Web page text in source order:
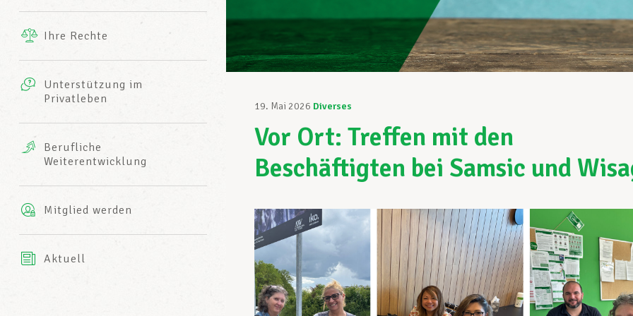
INFO-CENTER
des LCGBs
Ihre Rechte
Unterstützung im
Privatleben
Leistungen
Mutuelle
AXA
Berufliche
Weiterentwicklung
Mitglied werden
Aktuell
19. Mai 2026 Diverses
Vor Ort: Treffen mit den
Beschäftigten bei Samsic und